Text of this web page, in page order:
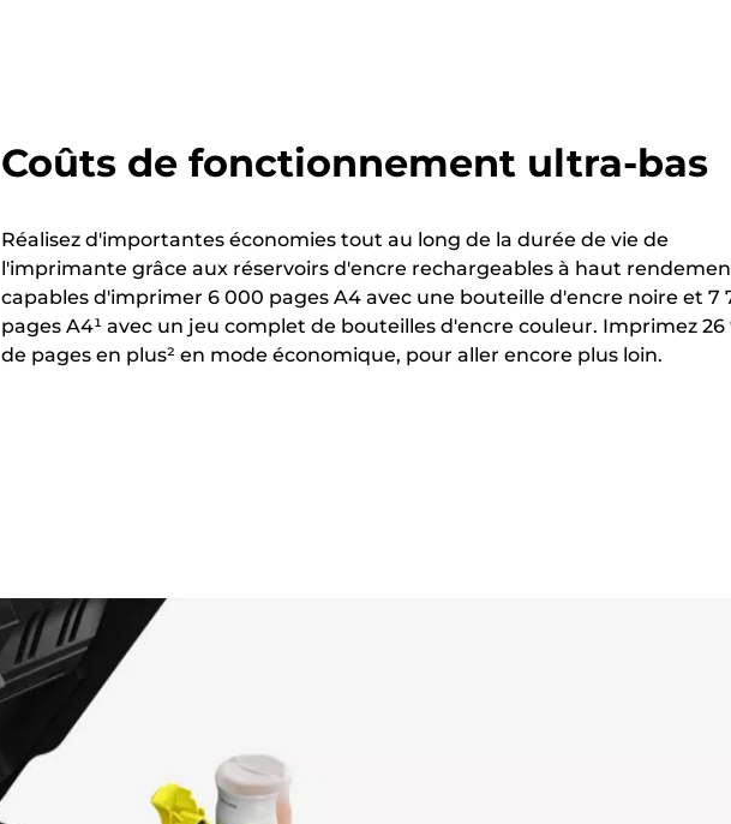
Coûts de fonctionnement ultra-bas
Réalisez d'importantes économies tout au long de la durée de vie de
l'imprimante grâce aux réservoirs d'encre rechargeables à haut
capables d'imprimer 6 000 pages A4 avec une bouteille d'encre noire et 7
pages A4¹ avec un jeu complet de bouteilles d'encre couleur. Imprimez 26
de pages en plus² en mode économique, pour aller encore plus loin.